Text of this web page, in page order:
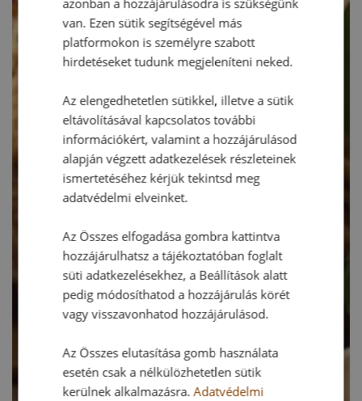
azonban a hozzájárulásodra is szükségünk
van. Ezen sütik segítségével más
platformokon is személyre szabott
hirdetéseket tudunk megjeleníteni neked.
Az elengedhetetlen sütikkel, illetve a sütik
eltávolításával kapcsolatos további
információkért, valamint a hozzájárulásod
alapján végzett adatkezelések részleteinek
ismertetéséhez kérjük tekintsd meg
adatvédelmi elveinket.
Az Összes elfogadása gombra kattintva
hozzájárulhatsz a tájékoztatóban foglalt
süti adatkezelésekhez, a Beállítások alatt
pedig módosíthatod a hozzájárulás körét
vagy visszavonhatod hozzájárulásod.
Az Összes elutasítása gomb használata
esetén csak a nélkülözhetetlen sütik
kerülnek alkalmazásra.Adatvédelmi